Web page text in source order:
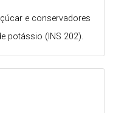
e conservadores
potássio (INS 202).